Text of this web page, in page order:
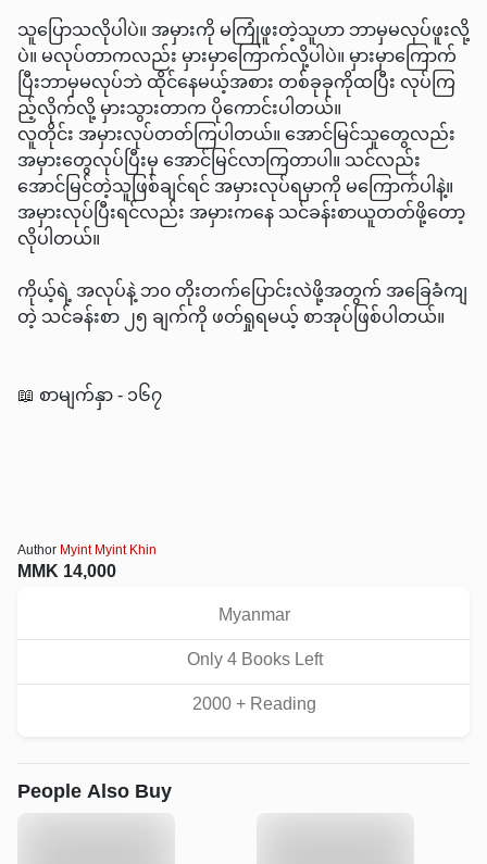
သူပြောသလိုပါပဲ။ အမှားကို မကြုံဖူးတဲ့သူဟာ ဘာမှမလုပ်ဖူးလို့
ပဲ။ မလုပ်တာကလည်း မှားမှာကြောက်လို့ပါပဲ။ မှားမှာကြောက်
ပြီးဘာမှမလုပ်ဘဲ ထိုင်နေမယ့်အစား တစ်ခုခုကိုထပြီး လုပ်ကြ
ည့်လိုက်လို့ မှားသွားတာက ပိုကောင်းပါတယ်။
လူတိုင်း အမှားလုပ်တတ်ကြပါတယ်။ အောင်မြင်သူတွေလည်း
အမှားတွေလုပ်ပြီးမှ အောင်မြင်လာကြတာပါ။ သင်လည်း
အောင်မြင်တဲ့သူဖြစ်ချင်ရင် အမှားလုပ်ရမှာကို မကြောက်ပါနဲ့။
အမှားလုပ်ပြီးရင်လည်း အမှားကနေ သင်ခန်းစာယူတတ်ဖို့တော့
လိုပါတယ်။
ကိုယ့်ရဲ့ အလုပ်နဲ့ ဘ၀ တိုးတက်ပြောင်းလဲဖို့အတွက် အခြေခံကျ
တဲ့ သင်ခန်းစာ ၂၅ ချက်ကို ဖတ်ရှုရမယ့် စာအုပ်ဖြစ်ပါတယ်။
📖 စာမျက်နှာ - ၁၆၇
AuthorMyint Myint Khin
MMK14,000
Myanmar
Only4BooksLeft
2000+ Reading
People Also Buy